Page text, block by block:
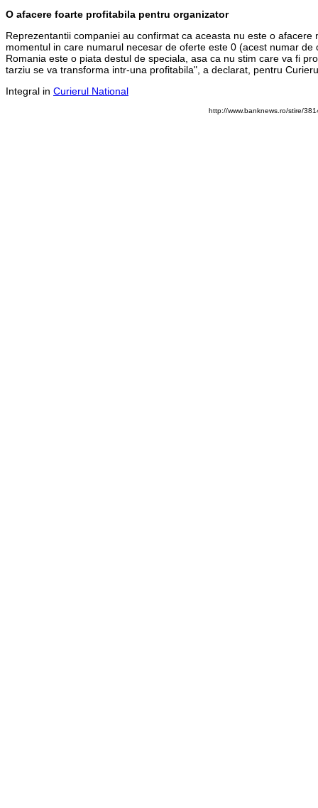
O afacere foarte profitabila pentru organizator
Reprezentantii companiei au confirmat ca aceasta nu este o
momentul in care numarul necesar de oferte este 0 (acest numar
Romania este o piata destul de speciala, asa ca nu stim care va fi
tarziu se va transforma intr-una profitabila", a declarat, pentru
Integral in Curierul National
http://www.banknews.ro/stire/